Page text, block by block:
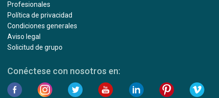
Profesionales
Política de privacidad
Condiciones generales
Aviso legal
Solicitud de grupo
Conéctese con nosotros en: